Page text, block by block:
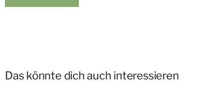
Das könnte dich auch interessieren